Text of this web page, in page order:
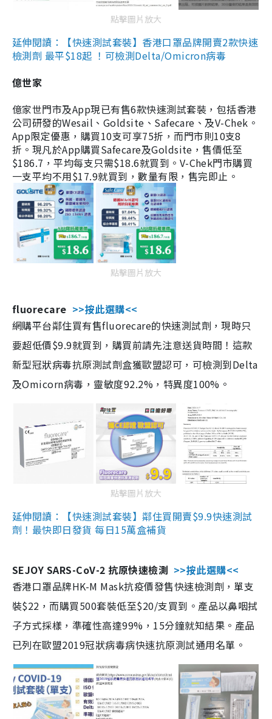
點擊圖片放大
延伸閱讀：【快速測試套裝】香港口罩品牌開賣2款快速
檢測劑 最平$18起 ！可檢測Delta/Omicron病毒
億世家
億家世門市及App現已有售6款快速測試套裝，包括香港
公司研發的Wesail、Goldsite、Safecare、及V-Chek。
App限定優惠，購買10支可享75折，而門市則10支8
折。現凡於App購買Safecare及Goldsite，售價低至
$186.7，平均每支只需$18.6就買到。V-Chek門市購買
一支平均不用$17.9就買到，數量有限，售完即止。
點擊圖片放大
fluorecare >>按此選購<<
網購平台鄰住買有售fluorecare的快速測試劑，現時只
要超低價$9.9就買到，購買前請先注意送貨時間！這款
新型冠狀病毒抗原測試劑盒獲歐盟認可，可檢測到Delta
及Omicorn病毒，靈敏度92.2%，特異度100%。
點擊圖片放大
延伸閱讀：【快速測試套裝】鄰住買開賣$9.9快速測試
劑！最快即日發貨 每日15萬盒補貨
SEJOY SARS-CoV-2 抗原快速檢測 >>按此選購<<
香港口罩品牌HK-M Mask抗疫價發售快速檢測劑，單支
裝$22，而購買500套裝低至$20/支買到。產品以鼻咽拭
子方式採樣，準確性高達99%，15分鐘就知結果。產品
已列在歐盟2019冠狀病毒病快速抗原測試通用名單。